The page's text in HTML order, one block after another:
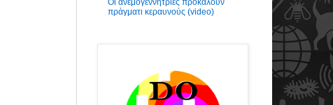
Οι ανεμογεννήτριες προκαλούν
πράγματι κεραυνούς (video)